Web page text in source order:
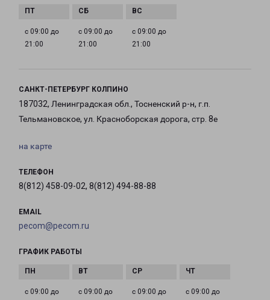
с 09:00 до
21:00
с 09:00 до
21:00
с 09:00 до
21:00
САНКТ-ПЕТЕРБУРГ КОЛПИНО
187032, Ленинградская обл., Тосненский р-н, г.п.
Тельмановское, ул. Красноборская дорога, стр. 8е
на карте
ТЕЛЕФОН
8(812) 458-09-02, 8(812) 494-88-88
EMAIL
pecom@pecom.ru
ГРАФИК РАБОТЫ
с 09:00 до с 09:00 до с 09:00 до с 09:00 до